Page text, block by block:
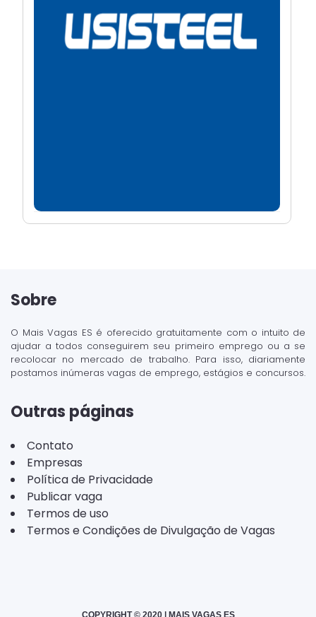
Sobre
O Mais Vagas ES é oferecido gratuitamente com o intuito de
ajudar a todos conseguirem seu primeiro emprego ou a se
recolocar no mercado de trabalho. Para isso, diariamente
postamos inúmeras vagas de emprego, estágios e concursos.
Outras páginas
Contato
Empresas
Política de Privacidade
Publicar vaga
Termos de uso
Termos e Condições de Divulgação de Vagas
COPYRIGHT © 2020 | MAIS VAGAS ES